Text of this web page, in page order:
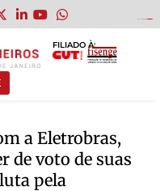
FILIADO À:
a Eletrobras,
de voto de suas
pela